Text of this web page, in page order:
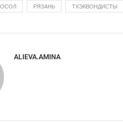
РЯЗАНЬ ТХЭКВОНДИСТЫ
ALIEVA.AMINA